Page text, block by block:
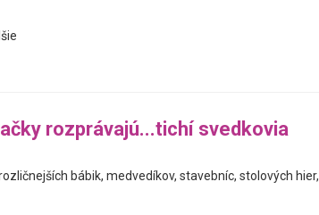
rozprávajú...tichí svedkovia
bábik, medvedíkov, stavebníc, stolových hier,